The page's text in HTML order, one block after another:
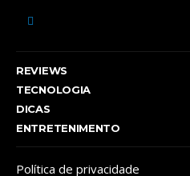
REVIEWS
TECNOLOGIA
DICAS
ENTRETENIMENTO
Política de privacidade